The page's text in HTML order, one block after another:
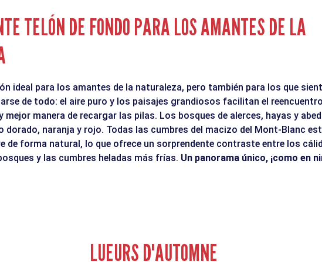
TELÓN DE FONDO PARA LOS AMANTES DE LA
ideal para los amantes de la naturaleza, pero también para los que
de todo: el aire puro y los paisajes grandiosos facilitan el
mejor manera de recargar las pilas. Los bosques de alerces, hayas y
dorado, naranja y rojo. Todas las cumbres del macizo del Mont-Blanc
de forma natural, lo que ofrece un sorprendente contraste entre los
y las cumbres heladas más frías. Un panorama único, ¡como en
LUEURS D'AUTOMNE